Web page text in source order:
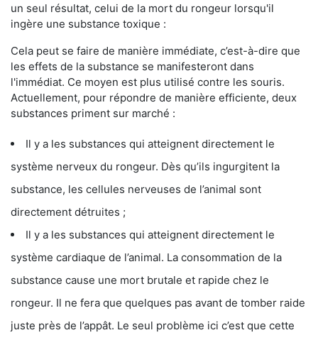
un seul résultat, celui de la mort du rongeur lorsqu'il
ingère une substance toxique :
Cela peut se faire de manière immédiate, c’est-à-dire que
les effets de la substance se manifesteront dans
l'immédiat. Ce moyen est plus utilisé contre les souris.
Actuellement, pour répondre de manière efficiente, deux
substances priment sur marché :
Il y a les substances qui atteignent directement le
système nerveux du rongeur. Dès qu’ils ingurgitent la
substance, les cellules nerveuses de l’animal sont
directement détruites ;
Il y a les substances qui atteignent directement le
système cardiaque de l’animal. La consommation de la
substance cause une mort brutale et rapide chez le
rongeur. Il ne fera que quelques pas avant de tomber raide
juste près de l’appât. Le seul problème ici c’est que cette